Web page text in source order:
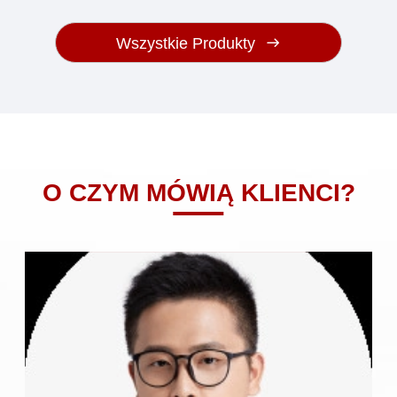
na efektywne zdalne zarządzanie
Wszystkie Produkty
O CZYM MÓWIĄ KLIENCI?